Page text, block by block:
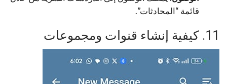
قائمة “المحادثات”.
11. كيفية إنشاء قنوات ومجموعات